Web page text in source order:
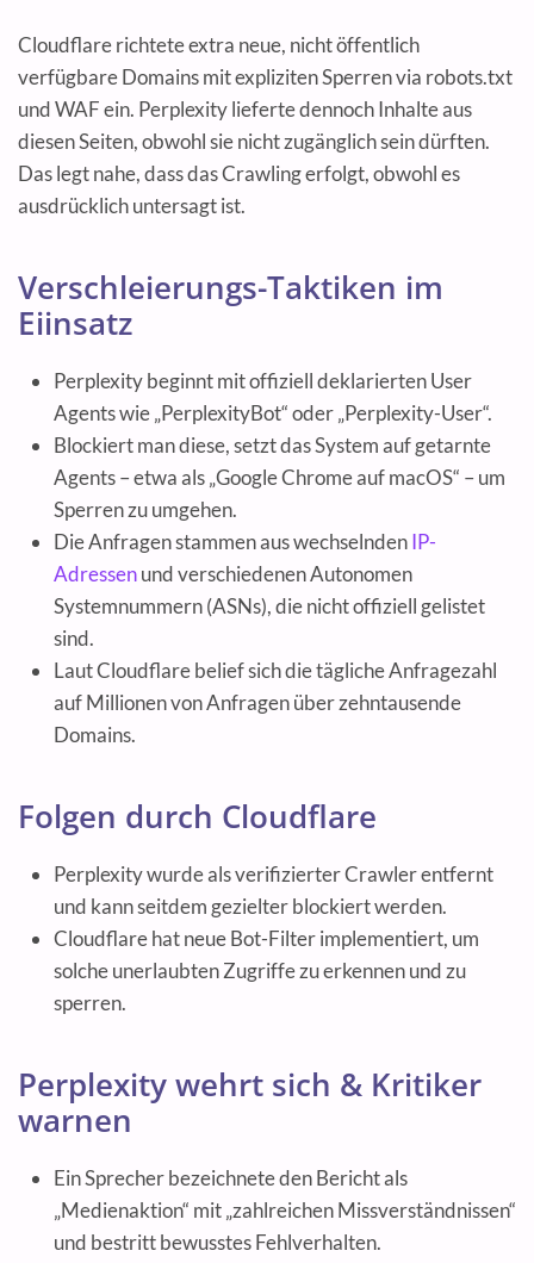
Cloudflare richtete extra neue, nicht öffentlich
verfügbare Domains mit expliziten Sperren via robots.txt
und WAF ein. Perplexity lieferte dennoch Inhalte aus
diesen Seiten, obwohl sie nicht zugänglich sein dürften.
Das legt nahe, dass das Crawling erfolgt, obwohl es
ausdrücklich untersagt ist.
Verschleierungs-Taktiken im
Eiinsatz
Perplexity beginnt mit offiziell deklarierten User
Agents wie „PerplexityBot“ oder „Perplexity-User“.
Blockiert man diese, setzt das System auf getarnte
Agents – etwa als „Google Chrome auf macOS“ – um
Sperren zu umgehen.
Die Anfragen stammen aus wechselndenIP-
Adressenund verschiedenen Autonomen
Systemnummern (ASNs), die nicht offiziell gelistet
sind.
Laut Cloudflare belief sich die tägliche Anfragezahl
auf Millionen von Anfragen über zehntausende
Domains.
Folgen durch Cloudflare
Perplexity wurde als verifizierter Crawler entfernt
und kann seitdem gezielter blockiert werden.
Cloudflare hat neue Bot-Filter implementiert, um
solche unerlaubten Zugriffe zu erkennen und zu
sperren.
Perplexity wehrt sich & Kritiker
warnen
Ein Sprecher bezeichnete den Bericht als
„Medienaktion“ mit „zahlreichen Missverständnissen“
und bestritt bewusstes Fehlverhalten.